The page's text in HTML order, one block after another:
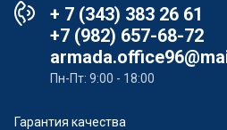
+ 7 (343) 383 26 61
+7 (982) 657-68-72
Пн-Пт: 9:00 - 18:00
Гарантия качества